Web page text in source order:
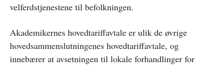
velferdstjenestene til befolkningen.
Akademikernes hovedtariffavtale er ulik de øvrige
hovedsammenslutningenes hovedtariffavtale, og
innebærer at avsetningen til lokale forhandlinger for